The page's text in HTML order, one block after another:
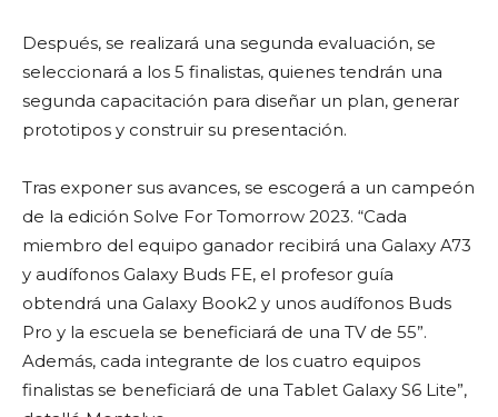
Después, se realizará una segunda evaluación, se
seleccionará a los 5 finalistas, quienes tendrán una
segunda capacitación para diseñar un plan, generar
prototipos y construir su presentación.
Tras exponer sus avances, se escogerá a un campeón
de la edición Solve For Tomorrow 2023. “Cada
miembro del equipo ganador recibirá una Galaxy A73
y audífonos Galaxy Buds FE, el profesor guía
obtendrá una Galaxy Book2 y unos audífonos Buds
Pro y la escuela se beneficiará de una TV de 55”.
Además, cada integrante de los cuatro equipos
finalistas se beneficiará de una Tablet Galaxy S6 Lite”,